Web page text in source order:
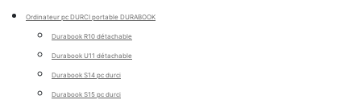
Ordinateur pc DURCI portable DURABOOK
Durabook R10 détachable
Durabook U11 détachable
Durabook S14 pc durci
Durabook S15 pc durci